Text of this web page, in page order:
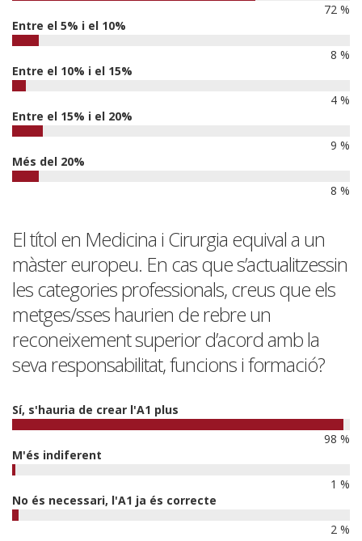
72 %
Entre el 5% i el 10%
8 %
Entre el 10% i el 15%
4 %
Entre el 15% i el 20%
9 %
Més del 20%
8 %
El títol en Medicina i Cirurgia equival a un
màster europeu. En cas que s’actualitzessin
les categories professionals, creus que els
metges/sses haurien de rebre un
reconeixement superior d’acord amb la
seva responsabilitat, funcions i formació?
Sí, s'hauria de crear l'A1 plus
98 %
M'és indiferent
1 %
No és necessari, l'A1 ja és correcte
2 %